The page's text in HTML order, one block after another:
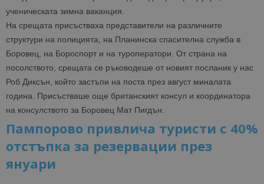
ученическата зимна ваканция.
На срещата присъстваха представители на различните
структури на полицията, на Планинска спасителна служба в
Боровец, на Бороспорт и на туроператори. От страна на
посолството, срещата се ръководеше от новият посланик у нас
Роб Диксън, който застъпи на поста през август миналата
година. Присъстваше още британският консул и координатора
на консулството за Боровец Мат Пигдън.
Пампорово привлича туристи с 40%
отстъпка за резервации през
януари